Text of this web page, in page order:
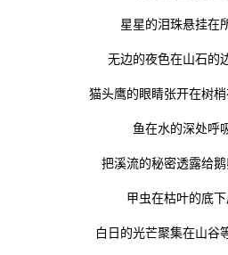
星星的泪珠悬挂在
无边的夜色在山石的
猫头鹰的眼睛张开在树
鱼在水的深处呼
把溪流的秘密透露给
甲虫在枯叶的底
白日的光芒聚集在山谷